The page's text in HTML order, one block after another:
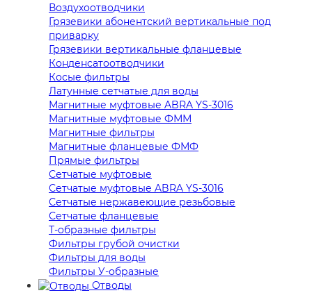
Воздухоотводчики
Грязевики абонентский вертикальные под
приварку
Грязевики вертикальные фланцевые
Конденсатоотводчики
Косые фильтры
Латунные сетчатые для воды
Магнитные муфтовые ABRA YS-3016
Магнитные муфтовые ФММ
Магнитные фильтры
Магнитные фланцевые ФМФ
Прямые фильтры
Сетчатые муфтовые
Сетчатые муфтовые ABRA YS-3016
Сетчатые нержавеющие резьбовые
Сетчатые фланцевые
Т-образные фильтры
Фильтры грубой очистки
Фильтры для воды
Фильтры У-образные
Отводы